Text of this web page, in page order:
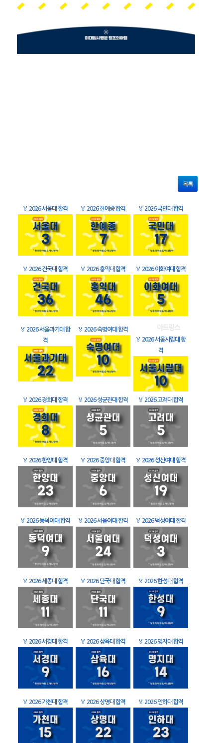
목록
🏅 2026 서울대 합격 🏅 2026 한예종 합격 🏅 2026 국민대 합격
🏅 2026 건국대 합격 🏅 2026 홍익대 합격 🏅 2026 이화여대 합격
🏅 2026 서울과기대 합
격
🏅 2026 숙명여대 합격
🏅 2026 서울시립대 합
격
🏅 2026 경희대 합격 🏅 2026 성균관대 합격 🏅 2026 고려대 합격
🏅 2026 한양대 합격 🏅 2026 중앙대 합격 🏅 2026 성신여대 합격
🏅 2026 동덕여대 합격 🏅 2026 서울여대 합격 🏅 2026 덕성여대 합격
🏅 2026 세종대 합격 🏅 2026 단국대 합격 🏅 2026 한성대 합격
🏅 2026 서경대 합격 🏅 2026 삼육대 합격 🏅 2026 명지대 합격
🏅 2026 가천대 합격 🏅 2026 상명대 합격 🏅 2026 인하대 합격